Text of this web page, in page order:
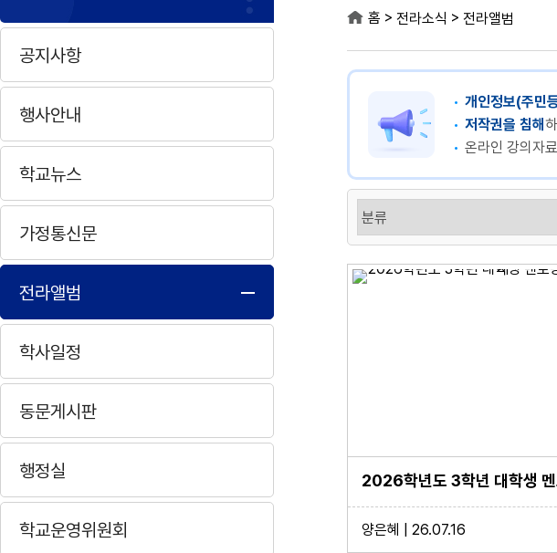
공지사항
행사안내
학교뉴스
가정통신문
전라앨범
학사일정
동문게시판
행정실
학교운영위원회
홈 > 전라소식 > 전라앨범
개인정보(주민
저작권을 침해
온라인 강의자
양은혜 | 26.07.16